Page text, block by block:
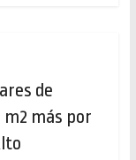
de
más por